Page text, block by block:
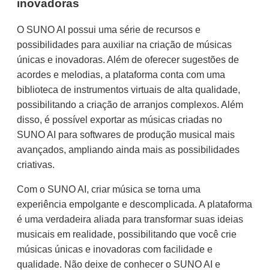
inovadoras
O SUNO AI possui uma série de recursos e
possibilidades para auxiliar na criação de músicas
únicas e inovadoras. Além de oferecer sugestões de
acordes e melodias, a plataforma conta com uma
biblioteca de instrumentos virtuais de alta qualidade,
possibilitando a criação de arranjos complexos. Além
disso, é possível exportar as músicas criadas no
SUNO AI para softwares de produção musical mais
avançados, ampliando ainda mais as possibilidades
criativas.
Com o SUNO AI, criar música se torna uma
experiência empolgante e descomplicada. A plataforma
é uma verdadeira aliada para transformar suas ideias
musicais em realidade, possibilitando que você crie
músicas únicas e inovadoras com facilidade e
qualidade. Não deixe de conhecer o SUNO AI e